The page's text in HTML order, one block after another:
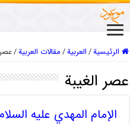
الرئيسية/العربیة/مقالات العربیة/
عصر الغیبة
الإمام المهدي عليه